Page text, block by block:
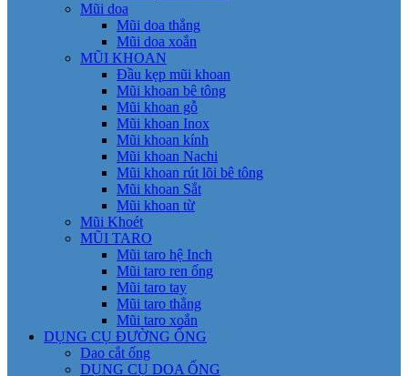
Mũi doa
Mũi doa thẳng
Mũi doa xoắn
MŨI KHOAN
Đầu kẹp mũi khoan
Mũi khoan bê tông
Mũi khoan gỗ
Mũi khoan Inox
Mũi khoan kính
Mũi khoan Nachi
Mũi khoan rút lõi bê tông
Mũi khoan Sắt
Mũi khoan từ
Mũi Khoét
MŨI TARO
Mũi taro hệ Inch
Mũi taro ren ống
Mũi taro tay
Mũi taro thẳng
Mũi taro xoắn
DỤNG CỤ ĐƯỜNG ỐNG
Dao cắt ống
DỤNG CỤ DOA ỐNG